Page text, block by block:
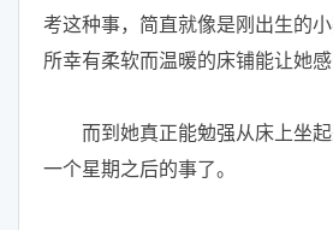
考这种事，简直就像是刚出生的小
所幸有柔软而温暖的床铺能让她感
而到她真正能勉强从床上坐起
一个星期之后的事了。